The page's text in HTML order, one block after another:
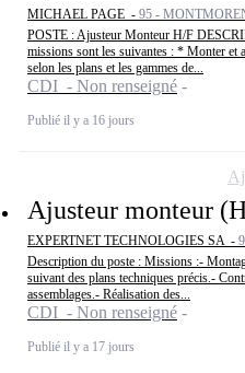
MICHAEL PAGE - 95 -
POSTE : Ajusteur Monteur H/F
missions sont les suivantes : * Monter et
selon les plans et les gammes de...
CDI - Non renseigné
Publié il y a 16 jours
Ajusteur monteur
EXPERTNET TECHNOLOGIES SA -
Description du poste : Missions :-
suivant des plans techniques précis.-
assemblages.- Réalisation des...
CDI - Non renseigné
Publié il y a 17 jours